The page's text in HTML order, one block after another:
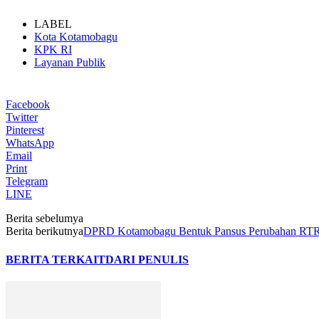
Aktivitas PETI Diduga Kian Masif di Gunung Tagin,